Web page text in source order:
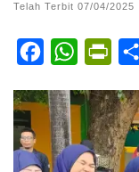
Telah Terbit 07/04/2025
c
e
b
W
a
s
i
n
t